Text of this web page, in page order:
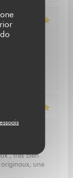
, très bien
une